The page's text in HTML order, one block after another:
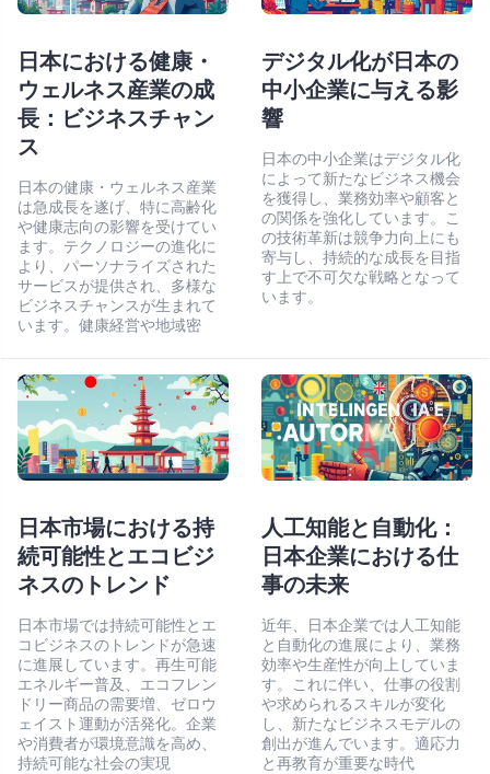
日本における健康・
ウェルネス産業の成
長：ビジネスチャン
ス
日本の健康・ウェルネス産業
は急成長を遂げ、特に高齢化
や健康志向の影響を受けてい
ます。テクノロジーの進化に
より、パーソナライズされた
サービスが提供され、多様な
ビジネスチャンスが生まれて
います。健康経営や地域密
デジタル化が日本の
中小企業に与える影
響
日本の中小企業はデジタル化
によって新たなビジネス機会
を獲得し、業務効率や顧客と
の関係を強化しています。こ
の技術革新は競争力向上にも
寄与し、持続的な成長を目指
す上で不可欠な戦略となって
います。
日本市場における持
続可能性とエコビジ
ネスのトレンド
日本市場では持続可能性とエ
コビジネスのトレンドが急速
に進展しています。再生可能
エネルギー普及、エコフレン
ドリー商品の需要増、ゼロウ
ェイスト運動が活発化。企業
や消費者が環境意識を高め、
持続可能な社会の実現
人工知能と自動化：
日本企業における仕
事の未来
近年、日本企業では人工知能
と自動化の進展により、業務
効率や生産性が向上していま
す。これに伴い、仕事の役割
や求められるスキルが変化
し、新たなビジネスモデルの
創出が進んでいます。適応力
と再教育が重要な時代